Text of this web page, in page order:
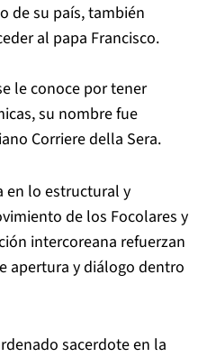
de su país, también
al papa Francisco.
le conoce por tener
su nombre fue
Corriere della Sera.
en lo estructural y
de los Focolares y
intercoreana refuerzan
apertura y diálogo dentro
sacerdote en la